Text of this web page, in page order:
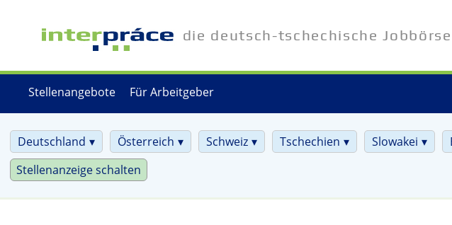
die deutsch-tschechische
Stellenangebote Für Arbeitgeber
Deutschland Österreich Schweiz Tschechien Slowakei
Stellenanzeige schalten